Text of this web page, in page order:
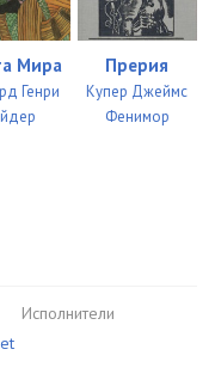
11:21
08:34
06:53
Мира
Генри
Прерия
Купер Джеймс
Фенимор
Исполнители